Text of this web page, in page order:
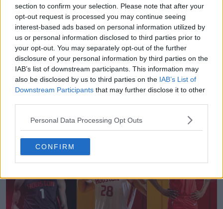
section to confirm your selection. Please note that after your
opt-out request is processed you may continue seeing
interest-based ads based on personal information utilized by
us or personal information disclosed to third parties prior to
your opt-out. You may separately opt-out of the further
disclosure of your personal information by third parties on the
IAB’s list of downstream participants. This information may
also be disclosed by us to third parties on the IAB’s List of
Downstream Participants that may further disclose it to other
Personal Data Processing Opt Outs
CONFIRM
Criador de Equipamentos da FIFA - Crie e partilhe
os seus próprios equipamentos